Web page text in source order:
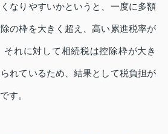
なりやすいかというと、一度に多額
の枠を大きく超え、高い累進税率が
れに対して相続税は控除枠が大き
れているため、結果として税負担が
す。